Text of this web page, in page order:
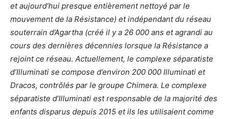
et aujourd’hui presque entièrement nettoyé par le
mouvement de la Résistance) et indépendant du réseau
souterrain d’Agartha (créé il y a 26 000 ans et agrandi au
cours des dernières décennies lorsque la Résistance a
rejoint ce réseau. Actuellement, le complexe séparatiste
d’Illuminati se compose d’environ 200 000 Illuminati et
Dracos, contrôlés par le groupe Chimera. Le complexe
séparatiste d’Illuminati est responsable de la majorité des
enfants disparus depuis 2015 et ils les utilisaient comme